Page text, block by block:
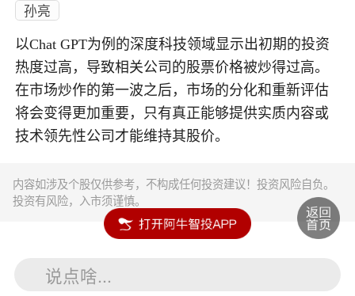
孙亮
以Chat GPT为例的深度科技领域显示出初期的投资
热度过高，导致相关公司的股票价格被炒得过高。
在市场炒作的第一波之后，市场的分化和重新评估
将会变得更加重要，只有真正能够提供实质内容或
技术领先性公司才能维持其股价。
内容如涉及个股仅供参考，不构成任何投资建议！投资风险自负。
投资有风险，入市须谨慎。
说点啥...